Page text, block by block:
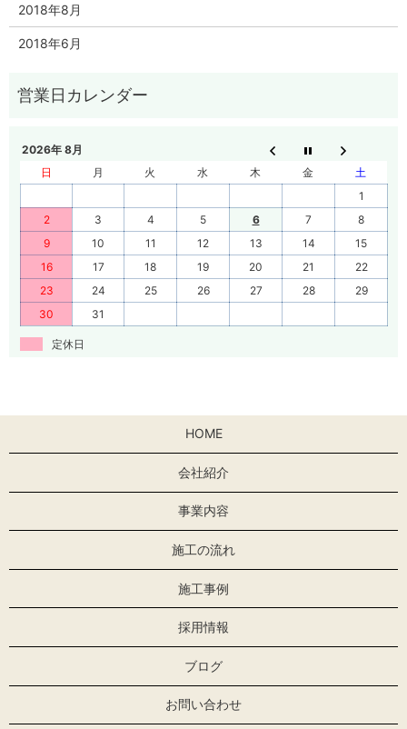
2018年8月
2018年6月
2026年 8月
日
月 火 水 木 金
土
1
2
3 4 5 6 7
8
9
10 11 12 13 14
15
16
17 18 19 20 21
22
23
24 25 26 27 28
29
30
31
定休日
HOME
会社紹介
事業内容
施工の流れ
施工事例
採用情報
ブログ
お問い合わせ